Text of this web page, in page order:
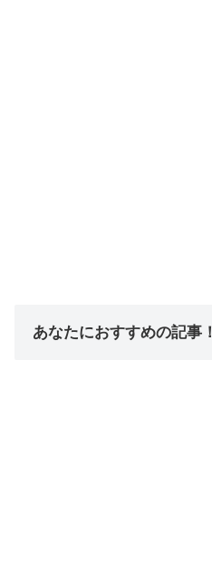
あなたにおすすめの記事！